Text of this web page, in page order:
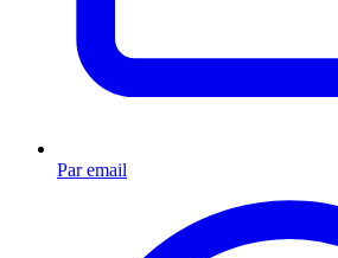
Par email